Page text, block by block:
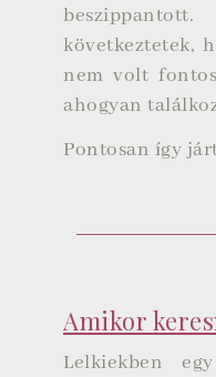
következtetek,
nem volt
ahogyan
Pontosan így
Amikor
Lelkiekben